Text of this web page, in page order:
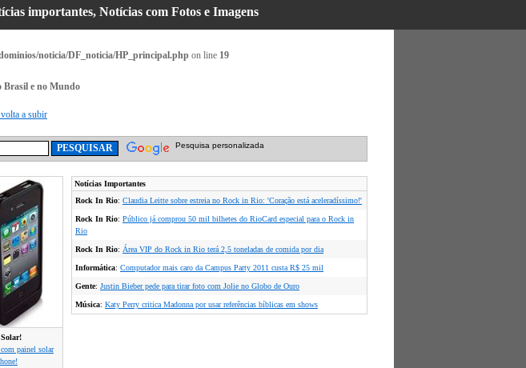
importantes, Notícias com Fotos e Imagens
noticia/DF_noticia/HP_principal.php on line 19
Brasil e no Mundo
a subir
Pesquisa personalizada
painel solar
Notícias Importantes
Rock In Rio: Claudia Leitte sobre estreia no Rock in Rio: 'Coração está aceleradíssimo!'
Rock In Rio: Público já comprou 50 mil bilhetes do RioCard especial para o Rock in
Rio
Rock In Rio: Área VIP do Rock in Rio terá 2,5 toneladas de comida por dia
Informática: Computador mais caro da Campus Party 2011 custa R$ 25 mil
Gente: Justin Bieber pede para tirar foto com Jolie no Globo de Ouro
Música: Katy Perry critica Madonna por usar referências bíblicas em shows